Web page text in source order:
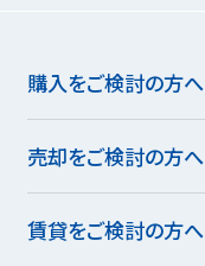
購入をご検討の方へ
売却をご検討の方へ
賃貸をご検討の方へ